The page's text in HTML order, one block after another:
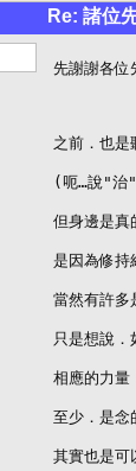
Re: 諸位
先謝謝各位
之前．也是
(呃…說"治"
但身邊是真
是因為修持
當然有許多
只是想說．
相應的力量
至少．是念
其實也是可